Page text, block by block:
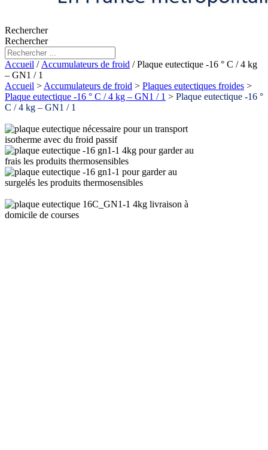
Rechercher
Rechercher
Accueil / Accumulateurs de froid / Plaque eutectique -16 ° C / 4 kg
– GN1 / 1
Accueil > Accumulateurs de froid > Plaques eutectiques froides >
Plaque eutectique -16 ° C / 4 kg – GN1 / 1 > Plaque eutectique -16 °
C / 4 kg – GN1 / 1